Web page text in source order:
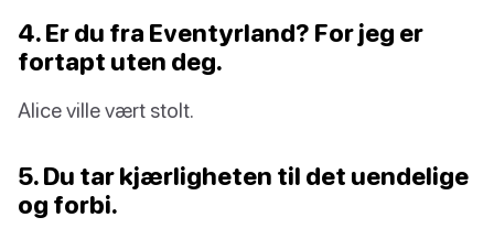
4. Er du fra Eventyrland? For jeg er
fortapt uten deg.
Alice ville vært stolt.
5. Du tar kjærligheten til det uendelige
og forbi.